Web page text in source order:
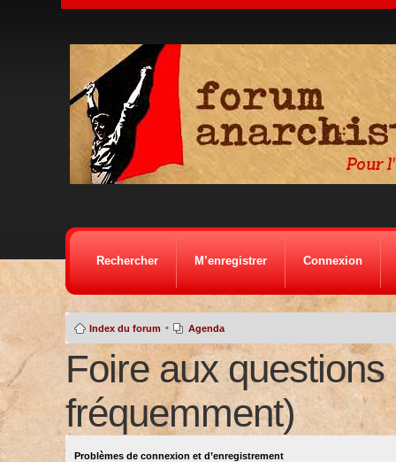
Rechercher M’enregistrer Connexion
Index du forum • Agenda
Foire aux
fréquemment)
Problèmes de connexion et d’enregistrement